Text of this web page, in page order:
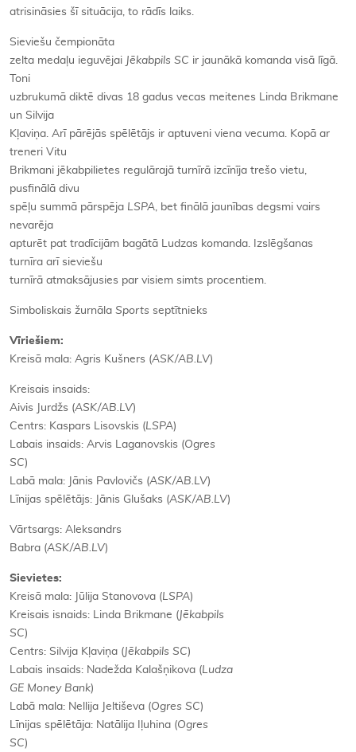
atrisināsies šī situācija, to rādīs laiks.
Sieviešu čempionāta
zelta medaļu ieguvējai Jēkabpils SC ir jaunākā komanda visā līgā.
Toni
uzbrukumā diktē divas 18 gadus vecas meitenes Linda Brikmane
un Silvija
Kļaviņa. Arī pārējās spēlētājs ir aptuveni viena vecuma. Kopā ar
treneri Vitu
Brikmani jēkabpilietes regulārajā turnīrā izcīnīja trešo vietu,
pusfinālā divu
spēļu summā pārspēja LSPA, bet finālā jaunības degsmi vairs
nevarēja
apturēt pat tradīcijām bagātā Ludzas komanda. Izslēgšanas
turnīra arī sieviešu
turnīrā atmaksājusies par visiem simts procentiem.
Simboliskais žurnāla Sports septītnieks
Vīriešiem:
Kreisā mala: Agris Kušners (ASK/AB.LV)
Kreisais insaids:
Aivis Jurdžs (ASK/AB.LV)
Centrs: Kaspars Lisovskis (LSPA)
Labais insaids: Arvis Laganovskis (Ogres
SC)
Labā mala: Jānis Pavlovičs (ASK/AB.LV)
Līnijas spēlētājs: Jānis Glušaks (ASK/AB.LV)
Vārtsargs: Aleksandrs
Babra (ASK/AB.LV)
Sievietes:
Kreisā mala: Jūlija Stanovova (LSPA)
Kreisais isnaids: Linda Brikmane (Jēkabpils
SC)
Centrs: Silvija Kļaviņa (Jēkabpils SC)
Labais insaids: Nadežda Kalašņikova (Ludza
GE Money Bank)
Labā mala: Nellija Jeltiševa (Ogres SC)
Līnijas spēlētāja: Natālija Iļuhina (Ogres
SC)